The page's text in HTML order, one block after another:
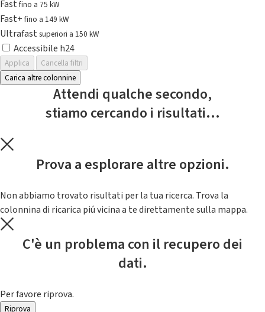
Fastfino a 75 kW
Fast+fino a 149 kW
Ultrafast superiori a 150 kW
Accessibile h24
Applica
Cancella filtri
Carica altre colonnine
Attendi qualche secondo,
stiamo cercando i risultati...
Prova a esplorare altre opzioni.
Non abbiamo trovato risultati per la tua ricerca. Trova la
colonnina di ricarica piú vicina a te direttamente sulla mappa.
C'è un problema con il recupero dei
dati.
Per favore riprova.
Riprova